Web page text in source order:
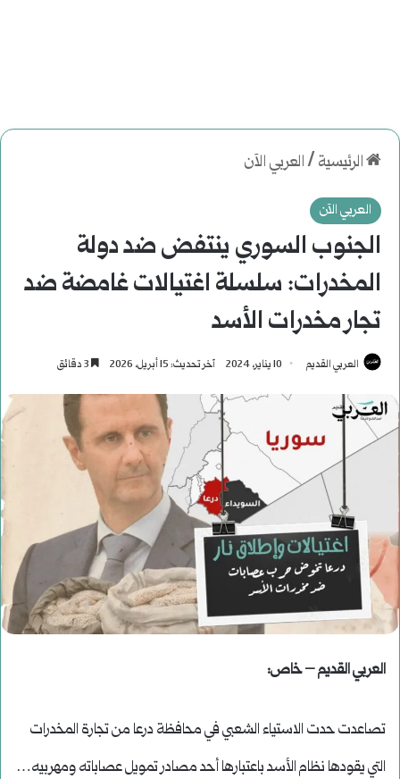
الرئيسية /العربي الآن
العربي الآن
الجنوب السوري ينتفض ضد دولة
المخدرات: سلسلة اغتيالات غامضة ضد
تجار مخدرات الأسد
العربي القديم 10 يناير، 2024 آخر تحديث: 15 أبريل، 2026
العربي القديم – خاص:
تصاعدت حدت الاستياء الشعبي في محافظة درعا من تجارة المخدرات
التي يقودها نظام الأسد باعتبارها أحد مصادر تمويل عصاباته ومهربيه…